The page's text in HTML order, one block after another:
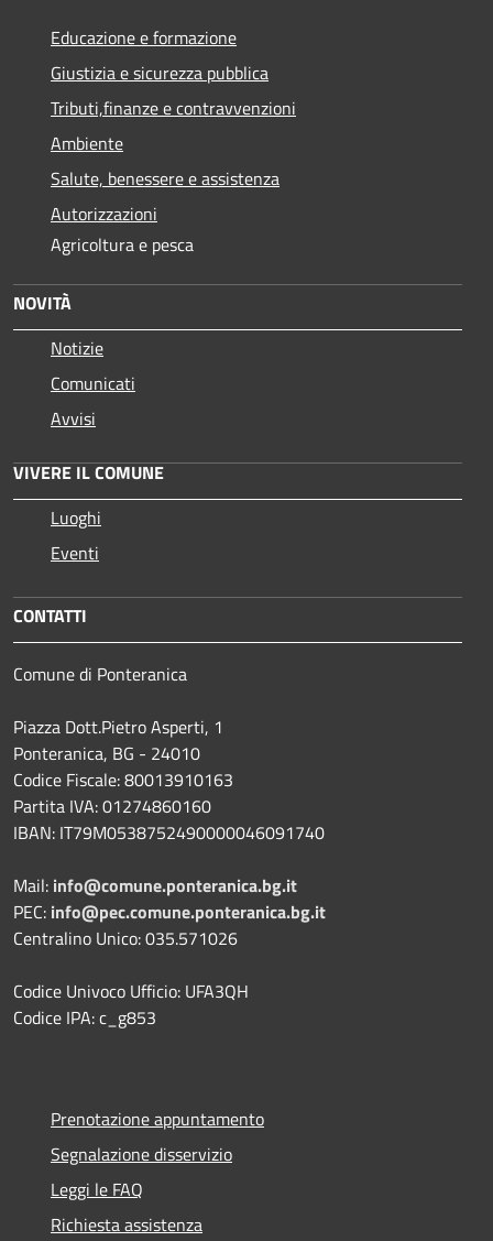
Educazione e formazione
Giustizia e sicurezza pubblica
Tributi,finanze e contravvenzioni
Ambiente
Salute, benessere e assistenza
Autorizzazioni
Agricoltura e pesca
NOVITÀ
Notizie
Comunicati
Avvisi
VIVERE IL COMUNE
Luoghi
Eventi
CONTATTI
Comune di Ponteranica
Piazza Dott.Pietro Asperti, 1
Ponteranica, BG - 24010
Codice Fiscale: 80013910163
Partita IVA: 01274860160
IBAN: IT79M0538752490000046091740
Mail: info@comune.ponteranica.bg.it
PEC: info@pec.comune.ponteranica.bg.it
Centralino Unico: 035.571026
Codice Univoco Ufficio: UFA3QH
Codice IPA: c_g853
Prenotazione appuntamento
Segnalazione disservizio
Leggi le FAQ
Richiesta assistenza